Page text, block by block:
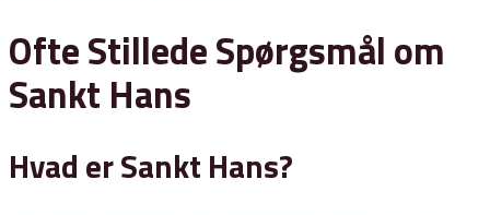
Ofte Stillede Spørgsmål om
Sankt Hans
Hvad er Sankt Hans?